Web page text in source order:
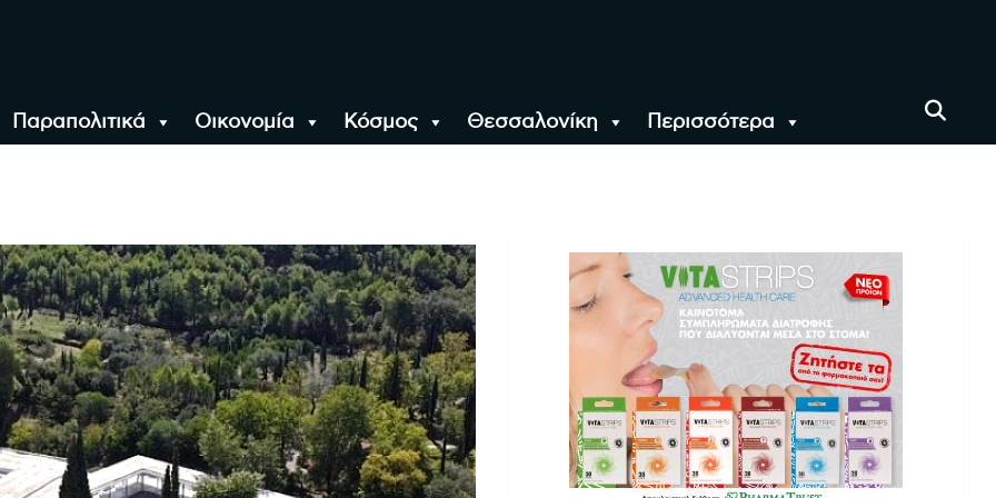
Παραπολιτικά Οικονομία Κόσμος Θεσσαλονίκη Περισσότερα